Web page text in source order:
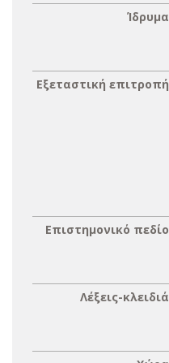
Ίδρυμα
Εξεταστική επιτροπή
Επιστημονικό πεδίο
Λέξεις-κλειδιά